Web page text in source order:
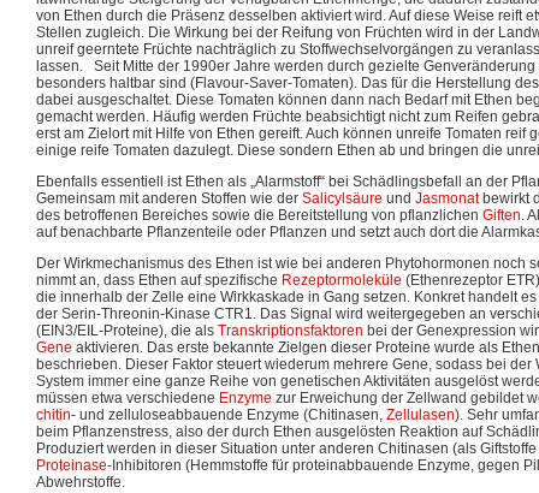
von Ethen durch die Präsenz desselben aktiviert wird. Auf diese Weise reift
Stellen zugleich. Die Wirkung bei der Reifung von Früchten wird in der
unreif geerntete Früchte nachträglich zu Stoffwechselvorgängen zu
lassen. Seit Mitte der 1990er Jahre werden durch gezielte Genveränderung
besonders haltbar sind (Flavour-Saver-Tomaten). Das für die Herstellung
dabei ausgeschaltet. Diese Tomaten können dann nach Bedarf mit Ethen
gemacht werden. Häufig werden Früchte beabsichtigt nicht zum Reifen
erst am Zielort mit Hilfe von Ethen gereift. Auch können unreife Tomaten reif
einige reife Tomaten dazulegt. Diese sondern Ethen ab und bringen die
Ebenfalls essentiell ist Ethen als „Alarmstoff“ bei Schädlingsbefall an der
Gemeinsam mit anderen Stoffen wie der Salicylsäure und Jasmonatbewirkt
des betroffenen Bereiches sowie die Bereitstellung von pflanzlichen Giften.
auf benachbarte Pflanzenteile oder Pflanzen und setzt auch dort die
Der Wirkmechanismus des Ethen ist wie bei anderen Phytohormonen noch
nimmt an, dass Ethen auf spezifische Rezeptormoleküle (Ethenrezeptor
die innerhalb der Zelle eine Wirkkaskade in Gang setzen. Konkret handelt
der Serin-Threonin-Kinase CTR1. Das Signal wird weitergegeben an
(EIN3/EIL-Proteine), die als Transkriptionsfaktoren bei der Genexpression
Gene aktivieren. Das erste bekannte Zielgen dieser Proteine wurde als
beschrieben. Dieser Faktor steuert wiederum mehrere Gene, sodass bei der
System immer eine ganze Reihe von genetischen Aktivitäten ausgelöst
müssen etwa verschiedene Enzyme zur Erweichung der Zellwand gebildet
chitin- und zelluloseabbauende Enzyme (Chitinasen, Zellulasen). Sehr
beim Pflanzenstress, also der durch Ethen ausgelösten Reaktion auf
Produziert werden in dieser Situation unter anderen Chitinasen (als
Proteinase-Inhibitoren (Hemmstoffe für proteinabbauende Enzyme, gegen
Abwehrstoffe.